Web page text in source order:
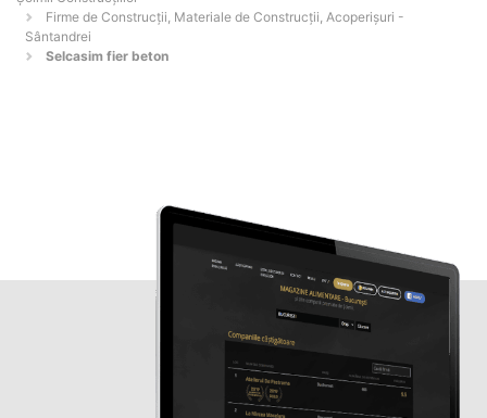
Firme de Construcții, Materiale de Construcții, Acoperișuri -
Sântandrei
Selcasim fier beton